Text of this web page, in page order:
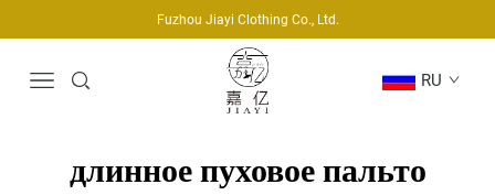
Fuzhou Jiayi Clothing Co., Ltd.
RU
длинное пуховое пальто